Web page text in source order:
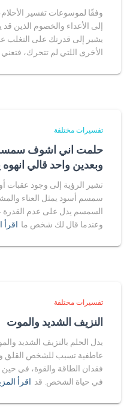
وفقًا لموسوعات تفسير
إلى الأعداء والخصوم الذين قد
يشير إلى قدرتك على التغلب
الأخرى اللتي لم تتحرك،
تفسيرات مختلفة
حلمت اني اشوف
وبعدين واحد قالي
تشير الرؤية إلى وجود عقبات
سمسم أسود يمثل العناء
السمسم يدل على عدم القدرة
وعندما قال لك شخص ما اقرأ
تفسيرات مختلفة
النزيف الشديد والموت
يدل الحلم بالنزيف الشديد
عاطفية تسبب للشخص القلق
فقدان الطاقة والقوة، في حين
في حياة الشخص. قد اقرأ